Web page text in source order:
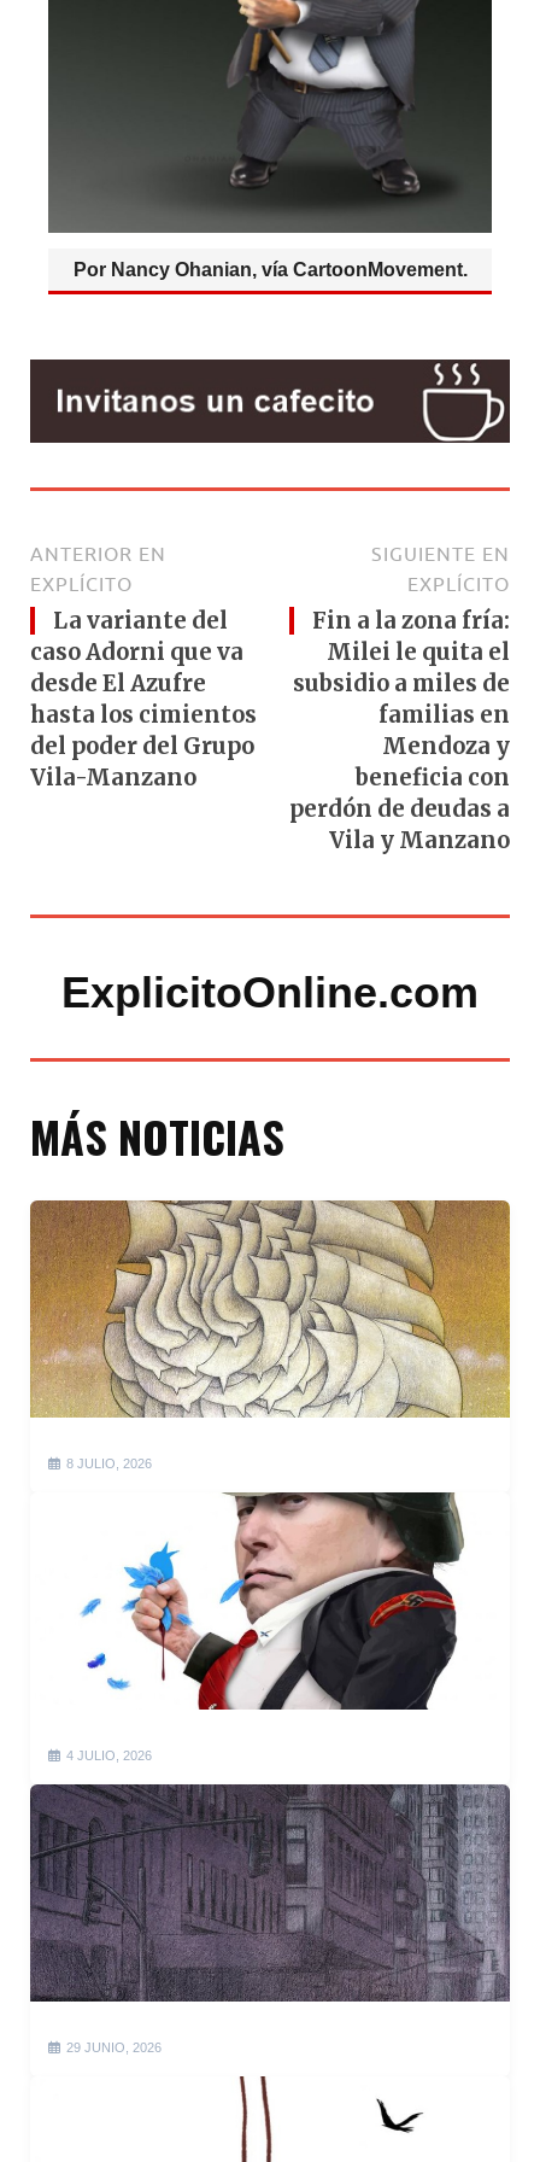
Por Nancy Ohanian, vía CartoonMovement.
ANTERIOR EN
EXPLÍCITO
La variante del
caso Adorni que va
desde El Azufre
hasta los cimientos
del poder del Grupo
Vila-Manzano
SIGUIENTE EN
EXPLÍCITO
Fin a la zona fría:
Milei le quita el
subsidio a miles de
familias en
Mendoza y
beneficia con
perdón de deudas a
Vila y Manzano
ExplicitoOnline.com
MÁS NOTICIAS
8 JULIO, 2026
4 JULIO, 2026
29 JUNIO, 2026